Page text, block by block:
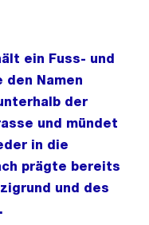
ein Fuss- und
den Namen
der
und mündet
in die
prägte bereits
und des